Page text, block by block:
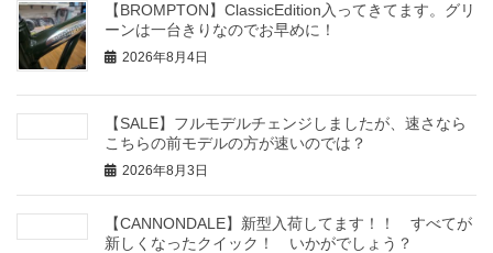
【BROMPTON】ClassicEdition入ってきてます。グリ
ーンは一台きりなのでお早めに！
2026年8月4日
【SALE】フルモデルチェンジしましたが、速さなら
こちらの前モデルの方が速いのでは？
2026年8月3日
【CANNONDALE】新型入荷してます！！ すべてが
新しくなったクイック！ いかがでしょう？